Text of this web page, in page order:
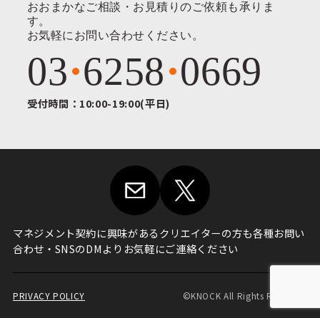
おおまかなご相談・お見積りのご依頼も承りま
す。
お気軽にお問い合わせください。
03 6258 0669
受付時間：10:00-19:00(平日)
マネジメント契約に興味があるクリエイターの方も各種お問い
合わせ・ SNSのDMよりお気軽にご連絡ください
PRIVACY POLICY ©KNOCK All Rights Reserved.